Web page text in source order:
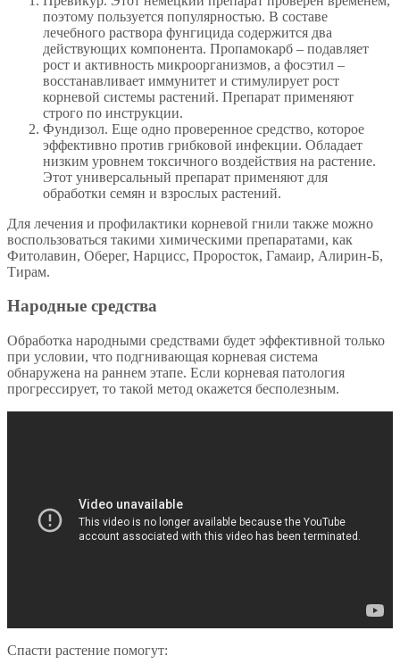
поэтому пользуется популярностью. В составе
лечебного раствора фунгицида содержится два
действующих компонента. Пропамокарб – подавляет
рост и активность микроорганизмов, а фосэтил –
восстанавливает иммунитет и стимулирует рост
корневой системы растений. Препарат применяют
строго по инструкции.
Фундизол. Еще одно проверенное средство, которое
эффективно против грибковой инфекции. Обладает
низким уровнем токсичного воздействия на растение.
Этот универсальный препарат применяют для
обработки семян и взрослых растений.
Для лечения и профилактики корневой гнили также можно
воспользоваться такими химическими препаратами, как
Фитолавин, Оберег, Нарцисс, Проросток, Гамаир, Алирин-Б,
Тирам.
Народные средства
Обработка народными средствами будет эффективной только
при условии, что подгнивающая корневая система
обнаружена на раннем этапе. Если корневая патология
прогрессирует, то такой метод окажется бесполезным.
Спасти растение помогут: